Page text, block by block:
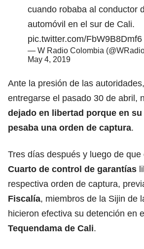
cuando robaba al conductor
automóvil en el sur de Cali.
pic.twitter.com/FbW9B8Dmf6
— W Radio Colombia
May 4, 2019
Ante la presión de las
entregarse el pasado 30 de abril,
dejado en libertad porque en
pesaba una orden de captura.
Tres días después y luego de que
Cuarto de control de garantías
respectiva orden de captura,
Fiscalía, miembros de la Sijin de
hicieron efectiva su detención en
Tequendama de Cali.